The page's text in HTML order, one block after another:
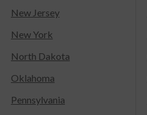
New Jersey
New York
North Dakota
Oklahoma
Pennsylvania